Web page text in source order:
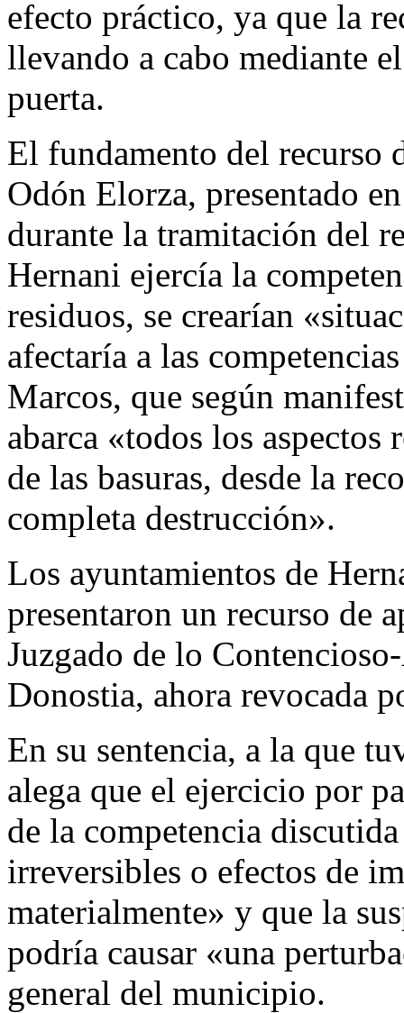
efecto práctico, ya que la
llevando a cabo mediante
puerta.
El fundamento del
Odón Elorza, presentado
durante la tramitación del
Hernani ejercía la
residuos, se crearían
afectaría a las
Marcos, que según
abarca «todos los
de las basuras, desde la
completa destrucción».
Los ayuntamientos de
presentaron un recurso de
Juzgado de lo
Donostia, ahora revocada
En su sentencia, a la que
alega que el ejercicio por
de la competencia
irreversibles o efectos de
materialmente» y que la
podría causar «una
general del municipio.